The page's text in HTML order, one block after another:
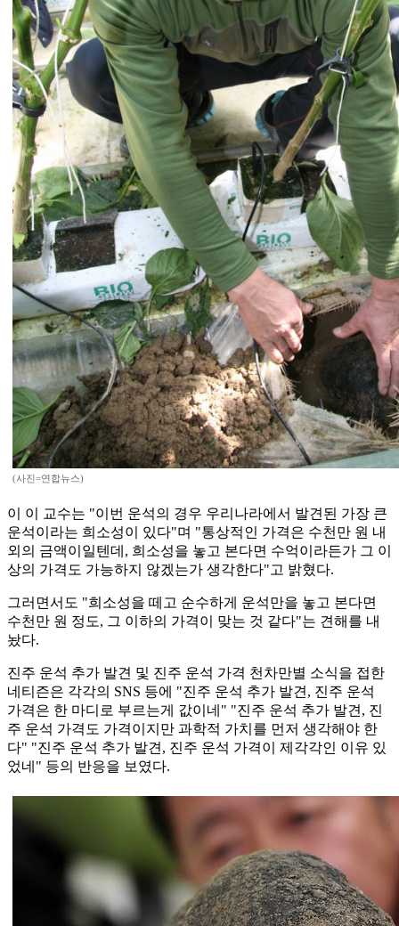
(사진=연합뉴스)
이 이 교수는 "이번 운석의 경우 우리나라에서 발견된 가장 큰
운석이라는 희소성이 있다"며 "통상적인 가격은 수천만 원 내
외의 금액이일텐데, 희소성을 놓고 본다면 수억이라든가 그 이
상의 가격도 가능하지 않겠는가 생각한다"고 밝혔다.
그러면서도 "희소성을 떼고 순수하게 운석만을 놓고 본다면
수천만 원 정도, 그 이하의 가격이 맞는 것 같다"는 견해를 내
놨다.
진주 운석 추가 발견 및 진주 운석 가격 천차만별 소식을 접한
네티즌은 각각의 SNS 등에 "진주 운석 추가 발견, 진주 운석
가격은 한 마디로 부르는게 값이네" "진주 운석 추가 발견, 진
주 운석 가격도 가격이지만 과학적 가치를 먼저 생각해야 한
다" "진주 운석 추가 발견, 진주 운석 가격이 제각각인 이유 있
었네" 등의 반응을 보였다.